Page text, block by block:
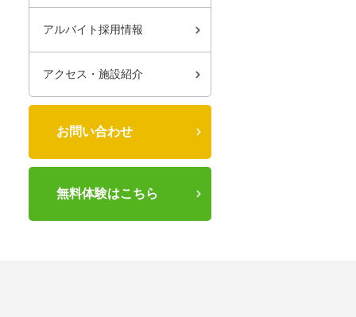
アルバイト採用情報
アクセス・施設紹介
お問い合わせ
無料体験はこちら